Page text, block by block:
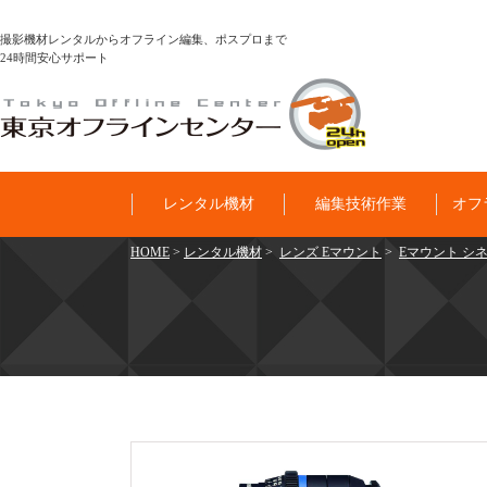
撮影機材レンタルからオフライン編集、ポスプロまで
24時間安心サポート
レンタル機材 編集技術作業 オフ
HOME > レンタル機材 > レンズ Eマウント > Eマウント シ